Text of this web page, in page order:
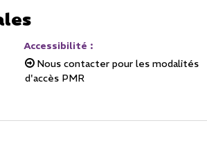
Accessibilité :
Nous contacter pour les modalités
d'accès PMR